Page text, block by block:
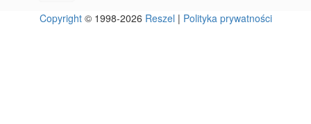
Copyright© 1998-2026 Reszel | Polityka prywatności